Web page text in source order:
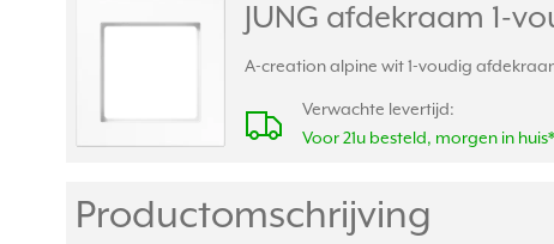
JUNG afdekraam 1-
A-creation alpine wit 1-voudig
Verwachte levertijd:
Voor 21u besteld, morgen in huis*
Productomschrijving